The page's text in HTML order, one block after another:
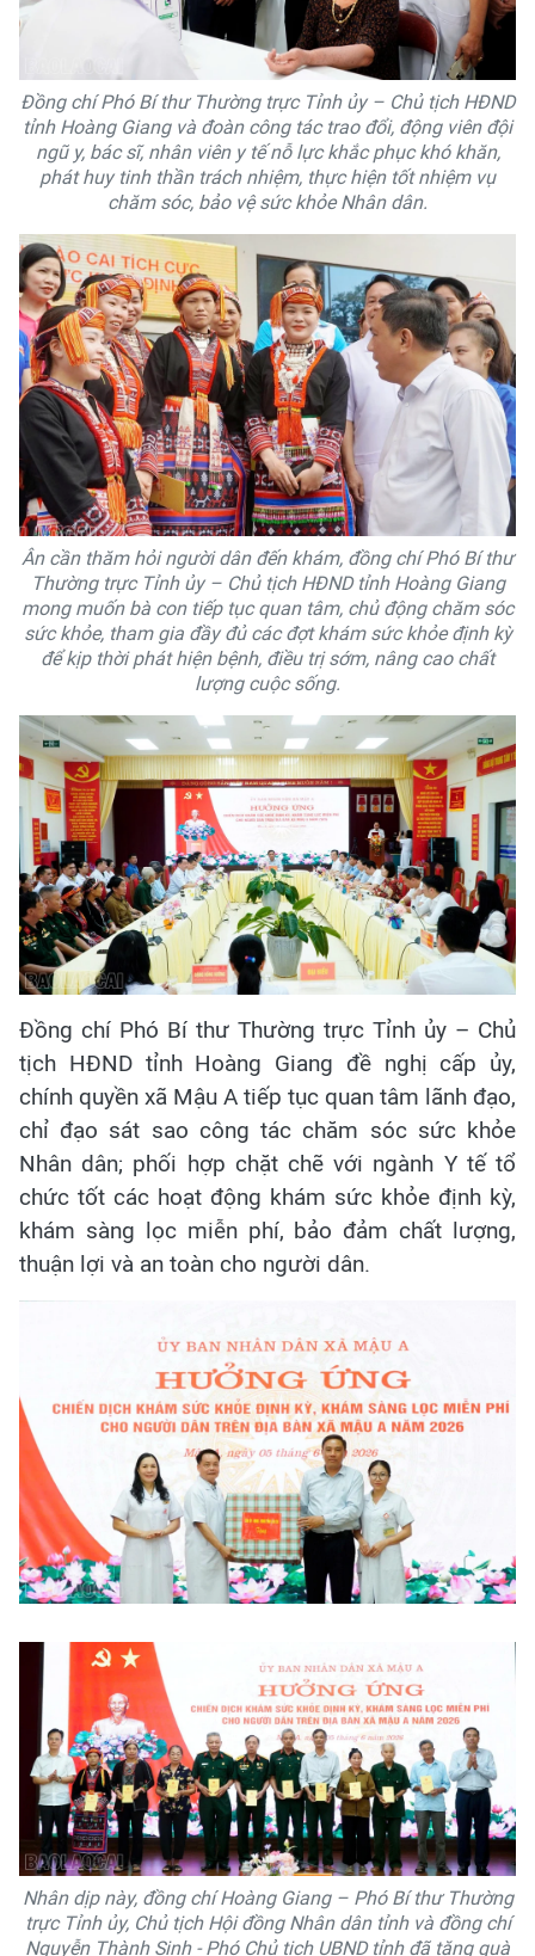
Đồng chí Phó Bí thư Thường trực Tỉnh ủy – Chủ tịch HĐND
tỉnh Hoàng Giang và đoàn công tác trao đổi, động viên đội
ngũ y, bác sĩ, nhân viên y tế nỗ lực khắc phục khó khăn,
phát huy tinh thần trách nhiệm, thực hiện tốt nhiệm vụ
chăm sóc, bảo vệ sức khỏe Nhân dân.
Ân cần thăm hỏi người dân đến khám, đồng chí Phó Bí thư
Thường trực Tỉnh ủy – Chủ tịch HĐND tỉnh Hoàng Giang
mong muốn bà con tiếp tục quan tâm, chủ động chăm sóc
sức khỏe, tham gia đầy đủ các đợt khám sức khỏe định kỳ
để kịp thời phát hiện bệnh, điều trị sớm, nâng cao chất
lượng cuộc sống.
Đồng chí Phó Bí thư Thường trực Tỉnh ủy – Chủ
tịch HĐND tỉnh Hoàng Giang đề nghị cấp ủy,
chính quyền xã Mậu A tiếp tục quan tâm lãnh đạo,
chỉ đạo sát sao công tác chăm sóc sức khỏe
Nhân dân; phối hợp chặt chẽ với ngành Y tế tổ
chức tốt các hoạt động khám sức khỏe định kỳ,
khám sàng lọc miễn phí, bảo đảm chất lượng,
thuận lợi và an toàn cho người dân.
Nhân dịp này, đồng chí Hoàng Giang – Phó Bí thư Thường
trực Tỉnh ủy, Chủ tịch Hội đồng Nhân dân tỉnh và đồng chí
Nguyễn Thành Sinh - Phó Chủ tịch UBND tỉnh đã tặng quà